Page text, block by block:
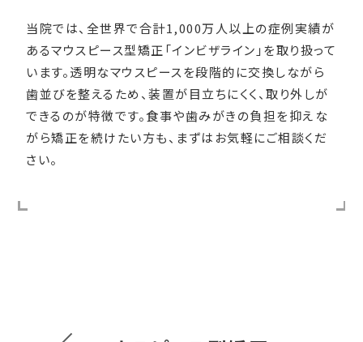
当院では、全世界で合計1,000万人以上の症例実績が
あるマウスピース型矯正「インビザライン」を取り扱って
います。透明なマウスピースを段階的に交換しながら
歯並びを整えるため、装置が目立ちにくく、取り外しが
できるのが特徴です。食事や歯みがきの負担を抑えな
がら矯正を続けたい方も、まずはお気軽にご相談くだ
さい。